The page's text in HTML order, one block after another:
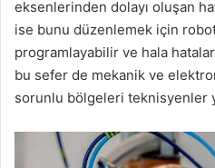
eksenlerinden dolayı oluşan
ise bunu düzenlemek için
programlayabilir ve hala
bu sefer de mekanik ve
sorunlu bölgeleri teknisyenler